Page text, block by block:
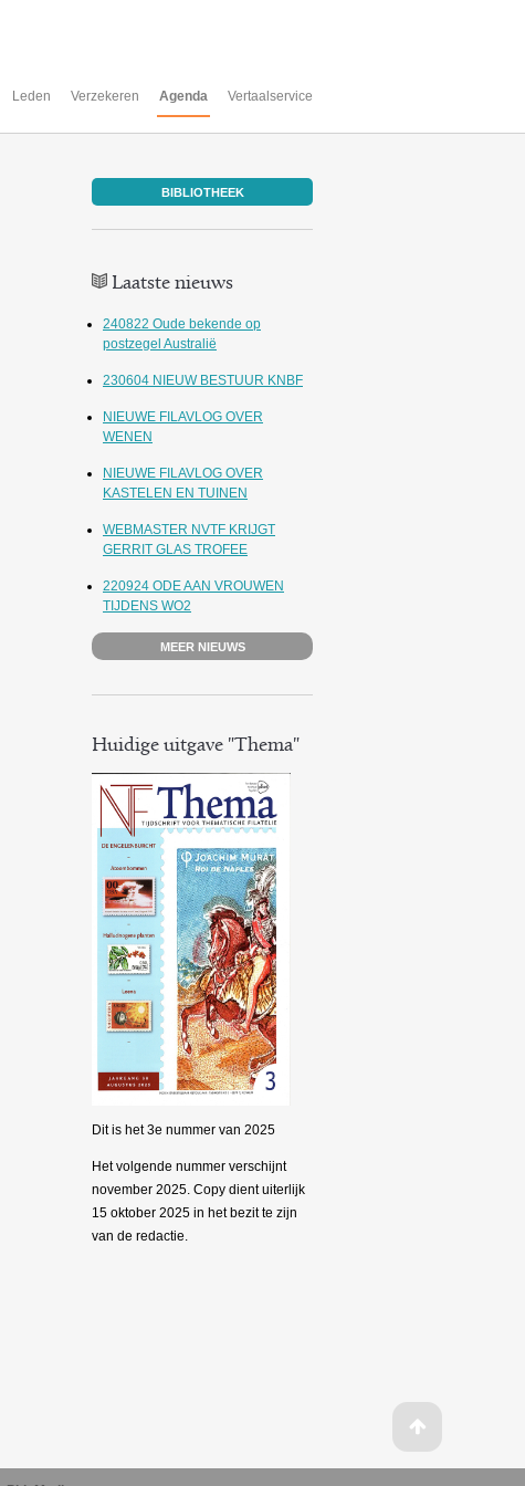
Leden Verzekeren Agenda
Vertaalservice
BIBLIOTHEEK
Laatste nieuws
240822 Oude bekende op
postzegel Australië
230604 NIEUW BESTUUR KNBF
NIEUWE FILAVLOG OVER
WENEN
NIEUWE FILAVLOG OVER
KASTELEN EN TUINEN
WEBMASTER NVTF KRIJGT
GERRIT GLAS TROFEE
220924 ODE AAN VROUWEN
TIJDENS WO2
MEER NIEUWS
Huidige uitgave "Thema"
Dit is het 3e nummer van 2025
Het volgende nummer verschijnt
november 2025. Copy dient uiterlijk
15 oktober 2025 in het bezit te zijn
van de redactie.